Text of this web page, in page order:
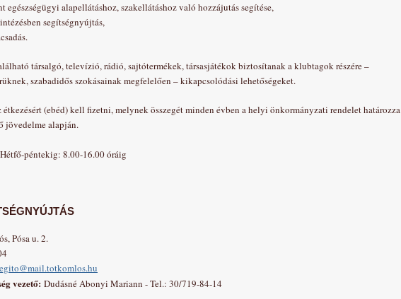
egészségügyi alapellátáshoz, szakellátáshoz való hozzájutás segítése,
segítségnyújtás,
társalgó, televízió, rádió, sajtótermékek, társasjátékok biztosítanak a klubtagok részére –
szabadidős szokásainak megfelelően – kikapcsolódási lehetőségeket.
(ebéd) kell fizetni, melynek összegét minden évben a helyi önkormányzati rendelet határozza
jövedelme alapján.
Hétfő-péntekig: 8.00-16.00 óráig
Pósa u. 2.
vezető: Dudásné Abonyi Mariann - Tel.: 30/719-84-14